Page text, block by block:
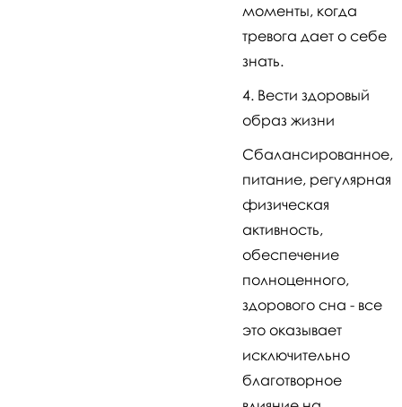
моменты, когда
тревога дает о себе
знать.
Вести здоровый
образ жизни
Сбалансированное,
питание, регулярная
физическая
активность,
обеспечение
полноценного,
здорового сна - все
это оказывает
исключительно
благотворное